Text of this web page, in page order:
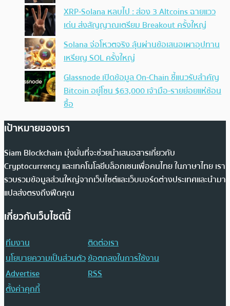
XRP-Solana หลบไป : ส่อง 3 Altcoins ฉายแวว
เด่น ส่งสัญญาณเตรียม Breakout ครั้งใหญ่
Solana จ่อโหวตจริง ลุ้นผ่านข้อเสนอเผาอุปทาน
เหรียญ SOL ครั้งใหญ่
Glassnode เปิดข้อมูล On-Chain ชี้แนวรับสำคัญ
Bitcoin อยู่โซน $63,000 เจ้ามือ-รายย่อยแห่ช้อน
ซื้อ
เป้าหมายของเรา
Siam Blockchain มุ่งมั่นที่จะช่วยนำเสนอสารเกี่ยวกับ
Cryptocurrency และเทคโนโลยีบล็อกเชนเพื่อคนไทย ในภาษาไทย เรา
รวบรวมข้อมูลส่วนใหญ่จากเว็บไซต์และเว็บบอร์ดต่างประเทศและนำมา
แปลส่งตรงถึงฟีดคุณ
เกี่ยวกับเว็บไซต์นี้
ทีมงาน
ติดต่อเรา
นโยบายความเป็นส่วนตัวข้อตกลงในการใช้งาน
Advertise
RSS
ตั้งค่าคุกกี้